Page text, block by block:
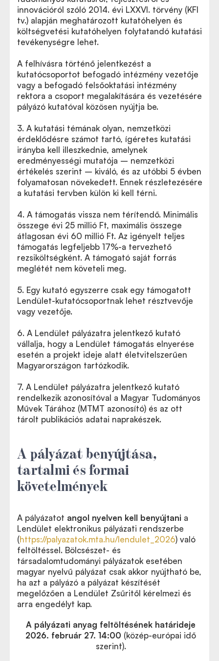
innovációról szóló 2014. évi LXXVI. törvény (KFI
tv.) alapján meghatározott kutatóhelyen és
költségvetési kutatóhelyen folytatandó kutatási
tevékenységre lehet.
A felhívásra történő jelentkezést a
kutatócsoportot befogadó intézmény vezetője
vagy a befogadó felsőoktatási intézmény
rektora a csoport megalakítására és vezetésére
pályázó kutatóval közösen nyújtja be.
3. A kutatási témának olyan, nemzetközi
érdeklődésre számot tartó, ígéretes kutatási
irányba kell illeszkednie, amelynek
eredményességi mutatója – nemzetközi
értékelés szerint – kiváló, és az utóbbi 5 évben
folyamatosan növekedett. Ennek részletezésére
a kutatási tervben külön ki kell térni.
4. A támogatás vissza nem térítendő. Minimális
összege évi 25 millió Ft, maximális összege
átlagosan évi 60 millió Ft. Az igényelt teljes
támogatás legfeljebb 17%-a tervezhető
rezsiköltségként. A támogató saját forrás
meglétét nem követeli meg.
5. Egy kutató egyszerre csak egy támogatott
Lendület-kutatócsoportnak lehet résztvevője
vagy vezetője.
6. A Lendület pályázatra jelentkező kutató
vállalja, hogy a Lendület támogatás elnyerése
esetén a projekt ideje alatt életvitelszerűen
Magyarországon tartózkodik.
7. A Lendület pályázatra jelentkező kutató
rendelkezik azonosítóval a Magyar Tudományos
Művek Tárához (MTMT azonosító) és az ott
tárolt publikációs adatai naprakészek.
A pályázat benyújtása,
tartalmi és formai
követelmények
A pályázatot angol nyelven kell benyújtani a
Lendület elektronikus pályázati rendszerbe
(https://palyazatok.mta.hu/lendulet_2026) való
feltöltéssel. Bölcsészet- és
társadalomtudományi pályázatok esetében
magyar nyelvű pályázat csak akkor nyújtható be,
ha azt a pályázó a pályázat készítését
megelőzően a Lendület Zsűritől kérelmezi és
arra engedélyt kap.
A pályázati anyag feltöltésének határideje
2026. február 27. 14:00 (közép-európai idő
szerint).